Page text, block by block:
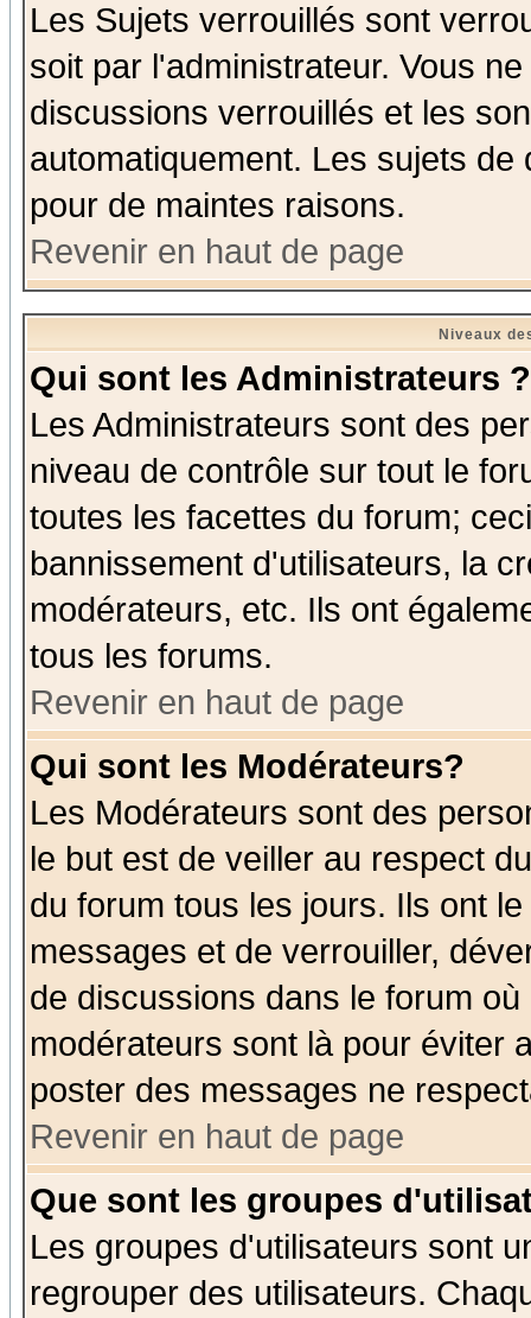
Les Sujets verrouillés sont
soit par l'administrateur. Vous
discussions verrouillés et les
automatiquement. Les sujets
pour de maintes raisons.
Revenir en haut de page
Niveaux
Qui sont les Administrateurs ?
Les Administrateurs sont des
niveau de contrôle sur tout le
toutes les facettes du forum;
bannissement d'utilisateurs, la
modérateurs, etc. Ils ont
tous les forums.
Revenir en haut de page
Qui sont les Modérateurs?
Les Modérateurs sont des
le but est de veiller au respect
du forum tous les jours. Ils ont
messages et de verrouiller,
de discussions dans le forum
modérateurs sont là pour éviter
poster des messages ne
Revenir en haut de page
Que sont les groupes
Les groupes d'utilisateurs sont
regrouper des utilisateurs.